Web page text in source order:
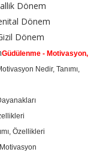
Dönem
Dönem
Dönem
Güdülenme - Motivasyon,
Nedir, Tanımı,
Özellikleri